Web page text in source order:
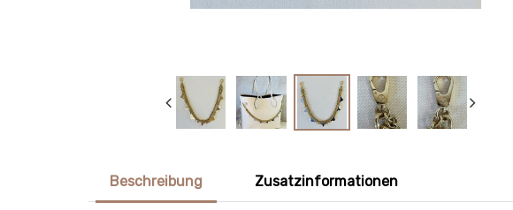
Beschreibung Zusatzinformationen